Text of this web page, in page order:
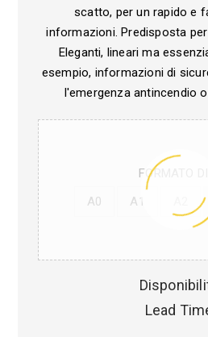
scatto, per un rapido e
informazioni. Predisposta
Eleganti, lineari ma
esempio, informazioni di
l'emergenza antincendio
FORMATO
A0 A1
Lead